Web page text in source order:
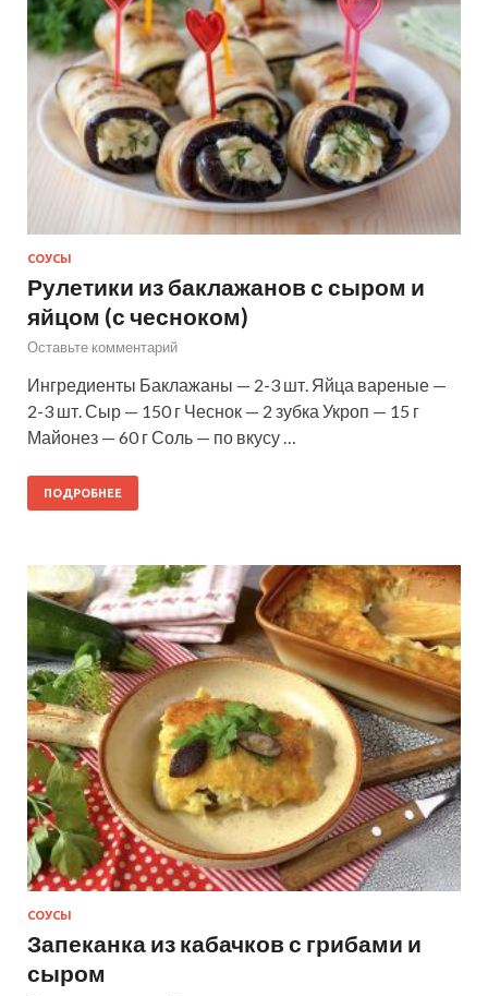
СОУСЫ
Рулетики из баклажанов с сыром и
яйцом (с чесноком)
Оставьте комментарий
Ингредиенты Баклажаны — 2-3 шт. Яйца вареные —
2-3 шт. Сыр — 150 г Чеснок — 2 зубка Укроп — 15 г
Майонез — 60 г Соль — по вкусу …
ПОДРОБНЕЕ
СОУСЫ
Запеканка из кабачков с грибами и
сыром